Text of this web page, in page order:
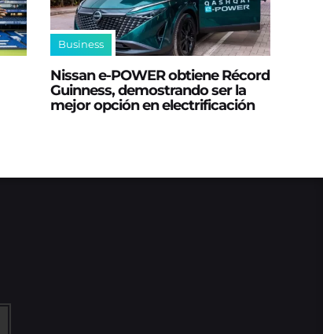
Business
Nissan e‑POWER obtiene Récord
Guinness, demostrando ser la
mejor opción en electrificación